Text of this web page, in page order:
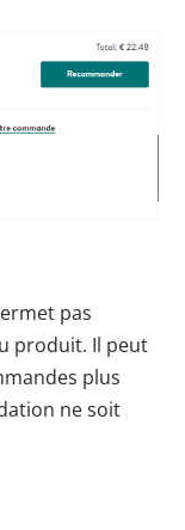
pas
produit. Il peut
plus
ne soit